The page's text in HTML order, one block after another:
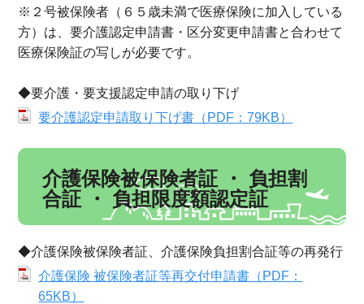
※２号被保険者（６５歳未満で医療保険に加入している
方）は、要介護認定申請書・区分変更申請書と合わせて
医療保険証の写しが必要です。
◆要介護・要支援認定申請の取り下げ
要介護認定申請取り下げ書（PDF：79KB）
介護保険被保険者証 ・ 負担割
合証 ・ 負担限度額認定証
◆介護保険被保険者証、介護保険負担割合証等の再発行
介護保険 被保険者証等再交付申請書（PDF：
65KB）